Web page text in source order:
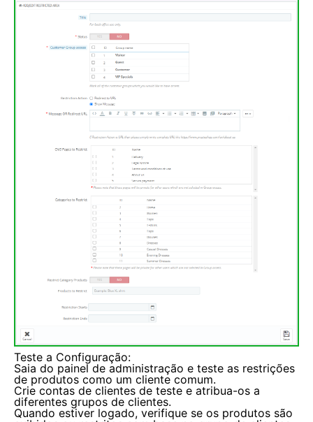
Teste a Configuração:
Saia do painel de administração e teste as restrições
de produtos como um cliente comum.
Crie contas de clientes de teste e atribua-os a
diferentes grupos de clientes.
Quando estiver logado, verifique se os produtos são